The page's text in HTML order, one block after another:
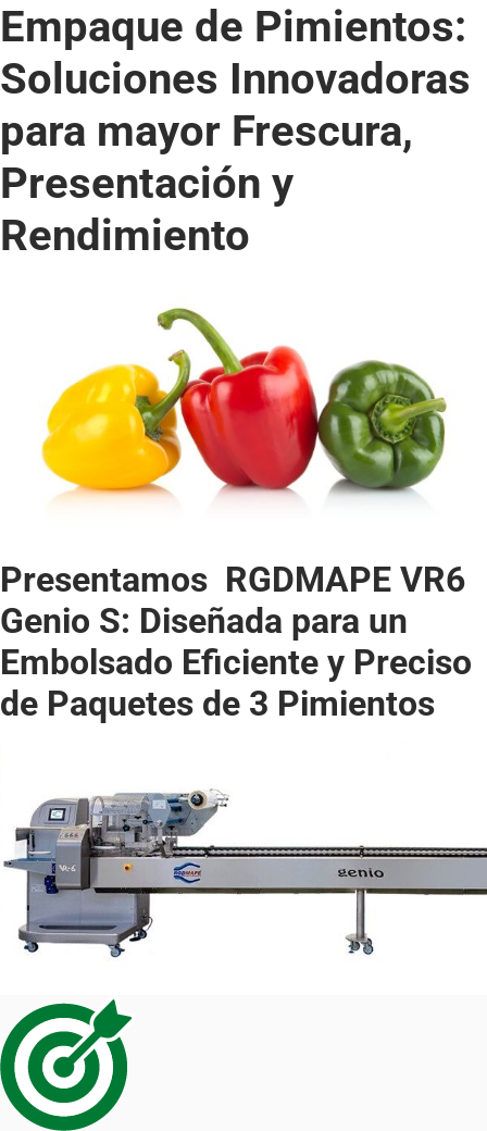
Empaque de Pimientos:
Soluciones Innovadoras
para mayor Frescura,
Presentación y
Rendimiento
Presentamos RGDMAPE VR6
Genio S: Diseñada para un
Embolsado Eficiente y Preciso
de Paquetes de 3 Pimientos